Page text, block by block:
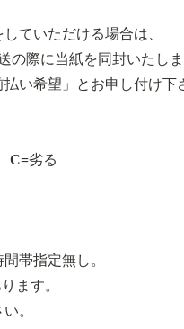
ていただける場合は、
際に当紙を同封いたしま
い希望」とお申し付け下
劣る
帯指定無し。
ます。
。